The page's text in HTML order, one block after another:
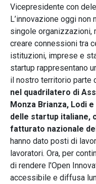
Vicepresidente con
L’innovazione oggi non
singole organizzazioni,
creare connessioni tra
istituzioni, imprese e
startup rappresentano
il nostro territorio parte
nel quadrilatero di
Monza Brianza, Lodi
delle startup italiane,
fatturato nazionale
hanno dato posti di
lavoratori. Ora, per
di rendere l'Open
accessibile e diffusa